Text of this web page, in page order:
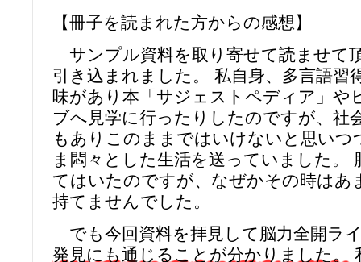
【冊子を読まれた方からの感想】
サンプル資料を取り寄せて読ませて
引き込まれました。 私自身、多言語習
味があり本「サジェストペディア」や
ブへ見学に行ったりしたのですが、社
もありこのままではいけないと思いつ
ま悶々とした生活を送っていました。
てはいたのですが、なぜかその時はあ
持てませんでした。
でも今回資料を拝見して脳力全開ラ
発見にも通じることが分かりました。